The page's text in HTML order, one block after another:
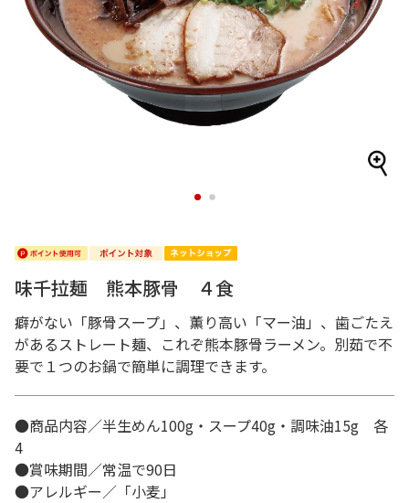
1 2
味千拉麺 熊本豚骨 ４食
癖がない「豚骨スープ」、薫り高い「マー油」、歯ごたえ
があるストレート麺、これぞ熊本豚骨ラーメン。別茹で不
要で１つのお鍋で簡単に調理できます。
●商品内容／半生めん100g・スープ40g・調味油15g 各
4
●賞味期間／常温で90日
●アレルギー／「小麦」